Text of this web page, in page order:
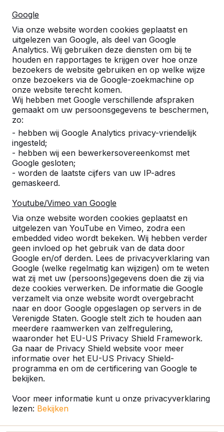
Google
Via onze website worden cookies geplaatst en
uitgelezen van Google, als deel van Google
Analytics. Wij gebruiken deze diensten om bij te
houden en rapportages te krijgen over hoe onze
bezoekers de website gebruiken en op welke wijze
onze bezoekers via de Google-zoekmachine op
onze website terecht komen.
Wij hebben met Google verschillende afspraken
gemaakt om uw persoonsgegevens te beschermen,
zo:
- hebben wij Google Analytics privacy-vriendelijk
ingesteld;
- hebben wij een bewerkersovereenkomst met
Google gesloten;
- worden de laatste cijfers van uw IP-adres
gemaskeerd.
Youtube/Vimeo van Google
Via onze website worden cookies geplaatst en
uitgelezen van YouTube en Vimeo, zodra een
embedded video wordt bekeken. Wij hebben verder
geen invloed op het gebruik van de data door
Google en/of derden. Lees de privacyverklaring van
Google (welke regelmatig kan wijzigen) om te weten
wat zij met uw (persoons)gegevens doen die zij via
deze cookies verwerken. De informatie die Google
verzamelt via onze website wordt overgebracht
naar en door Google opgeslagen op servers in de
Verenigde Staten. Google stelt zich te houden aan
meerdere raamwerken van zelfregulering,
waaronder het EU-US Privacy Shield Framework.
Ga naar de Privacy Shield website voor meer
informatie over het EU-US Privacy Shield-
programma en om de certificering van Google te
bekijken.
Voor meer informatie kunt u onze privacyverklaring
lezen: Bekijken
Referenties
U vindt onze producten in heel Europa en
zelfs daarbuiten. Bekijk hier waar bij u in de
buurt al een HeBlad product staat.
Product
Alles weergeven
Categorie
Alles weergeven
Zoek op plaats of postcode
Zie ook
Delfgauw
Den
Haag
Den
Den
Den